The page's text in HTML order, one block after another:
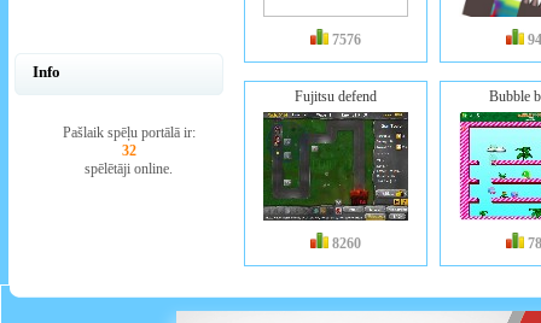
Info
Pašlaik spēļu portālā ir:
32
spēlētāji online.
7576
Fujitsu defend
8260
Bubble